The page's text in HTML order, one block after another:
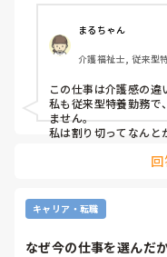
惧してます。夜間は
連れて行けばいい？寝
ので人員が少ないため
であれば夜勤も外すが
出勤日は誰かがどうに
出勤するのが苦痛にな
まるちゃん
介護福祉士, 従来型
この仕事は介護感の違
私も従来型特養勤務で
ません。
私は割り切ってなんと
キャリア・転職
なぜ今の仕事を選んだ